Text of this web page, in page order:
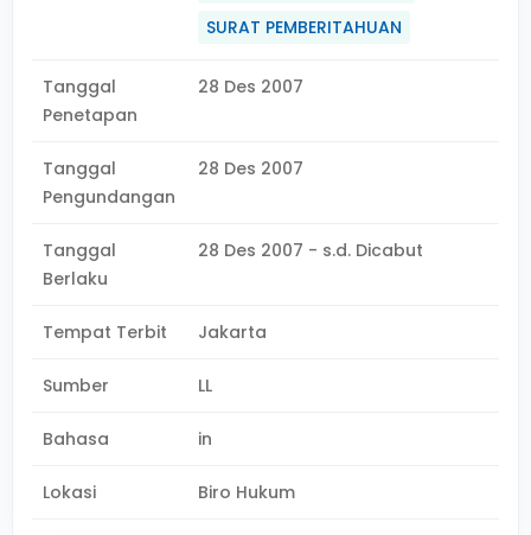
SURAT PEMBERITAHUAN
Tanggal
Penetapan
28 Des 2007
Tanggal
Pengundangan
28 Des 2007
Tanggal
Berlaku
28 Des 2007 - s.d. Dicabut
Tempat Terbit Jakarta
Sumber LL
Bahasa in
Lokasi Biro Hukum